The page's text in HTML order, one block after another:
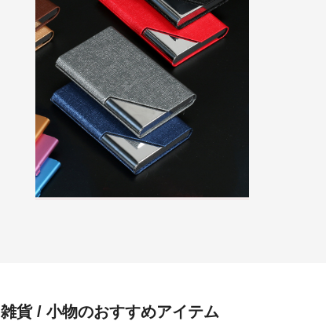
雑貨 / 小物のおすすめアイテム